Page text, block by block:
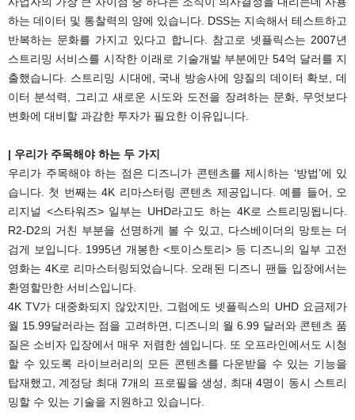
하는 데이터 및 통찰력의 양에 있습니다. DSS는 지속해서 테스트하고
반복하는 문화를 가지고 있다고 합니다. 참고로 넷플릭스는 2007년
스트리밍 서비스를 시작한 이래로 기술개발 부분에만 54억 달러를 지
출했습니다. 스트리밍 시대에, 국내 방송사에 양질의 데이터 확보, 데
이터 분석력, 그리고 새로운 시도와 도전을 장려하는 문화, 무엇보다
변화에 대비할 과감한 투자가 필요한 이유입니다.
| 우리가 주목해야 하는 두 가지
우리가 주목해야 하는 점은 디즈니가 콘텐츠를 제시하는 ‘방법’에 있
습니다. 첫 번째는 4K 리마스터링 콘텐츠 제공입니다. 예를 들어, 오
리지널 <스타워즈> 일부는 UHD라고도 하는 4K로 스트리밍됩니다.
R2-D2의 거친 부분을 선명하게 볼 수 있고, 다스베이더의 망토는 더
검게 보입니다. 1995년 개봉한 <토이스토리> 등 디즈니의 일부 고전
영화는 4K로 리마스터링되었습니다. 오래된 디즈니 팬들 입장에서는
환영할만한 서비스입니다.
4K TV가 대중화되지 않았지만, 그럼에도 넷플릭스의 UHD 요금제가
월 15.99달러라는 점을 고려하면, 디즈니의 월 6.99 달러와 콘텐츠 품
질은 소비자 입장에서 매우 저렴한 셈입니다. 또 오프라인에서도 시청
할 수 있도록 라이브러리의 모든 콘텐츠를 다운받을 수 있는 기능을
탑재했고, 계정당 최대 7개의 프로필을 생성, 최대 4명이 동시 스트리
밍할 수 있는 기술을 지원하고 있습니다.